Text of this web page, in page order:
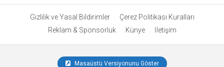
Gizlilik ve Yasal Bildirimler
Çerez Politikası Kuralları
Reklam & Sponsorluk
Künye İletişim
Masaüstü Versiyonunu Göster